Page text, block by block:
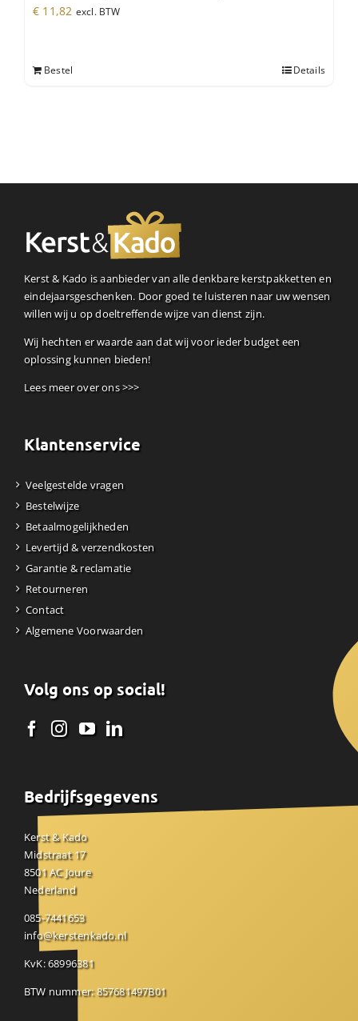
€ 11,82 excl. BTW
Bestel Details
Kerst & Kado is aanbieder van alle denkbare kerstpakketten en
eindejaarsgeschenken. Door goed te luisteren naar uw wensen
willen wij u op doeltreffende wijze van dienst zijn.
Wij hechten er waarde aan dat wij voor ieder budget een
oplossing kunnen bieden!
Lees meer over ons >>>
Klantenservice
Veelgestelde vragen
Bestelwijze
Betaalmogelijkheden
Levertijd & verzendkosten
Garantie & reclamatie
Retourneren
Contact
Algemene Voorwaarden
Volg ons op social!
Bedrijfsgegevens
Kerst & Kado
Midstraat 17
8501 AC Joure
Nederland
085-7441653
info@kerstenkado.nl
KvK: 68996381
BTW nummer: 857681497B01